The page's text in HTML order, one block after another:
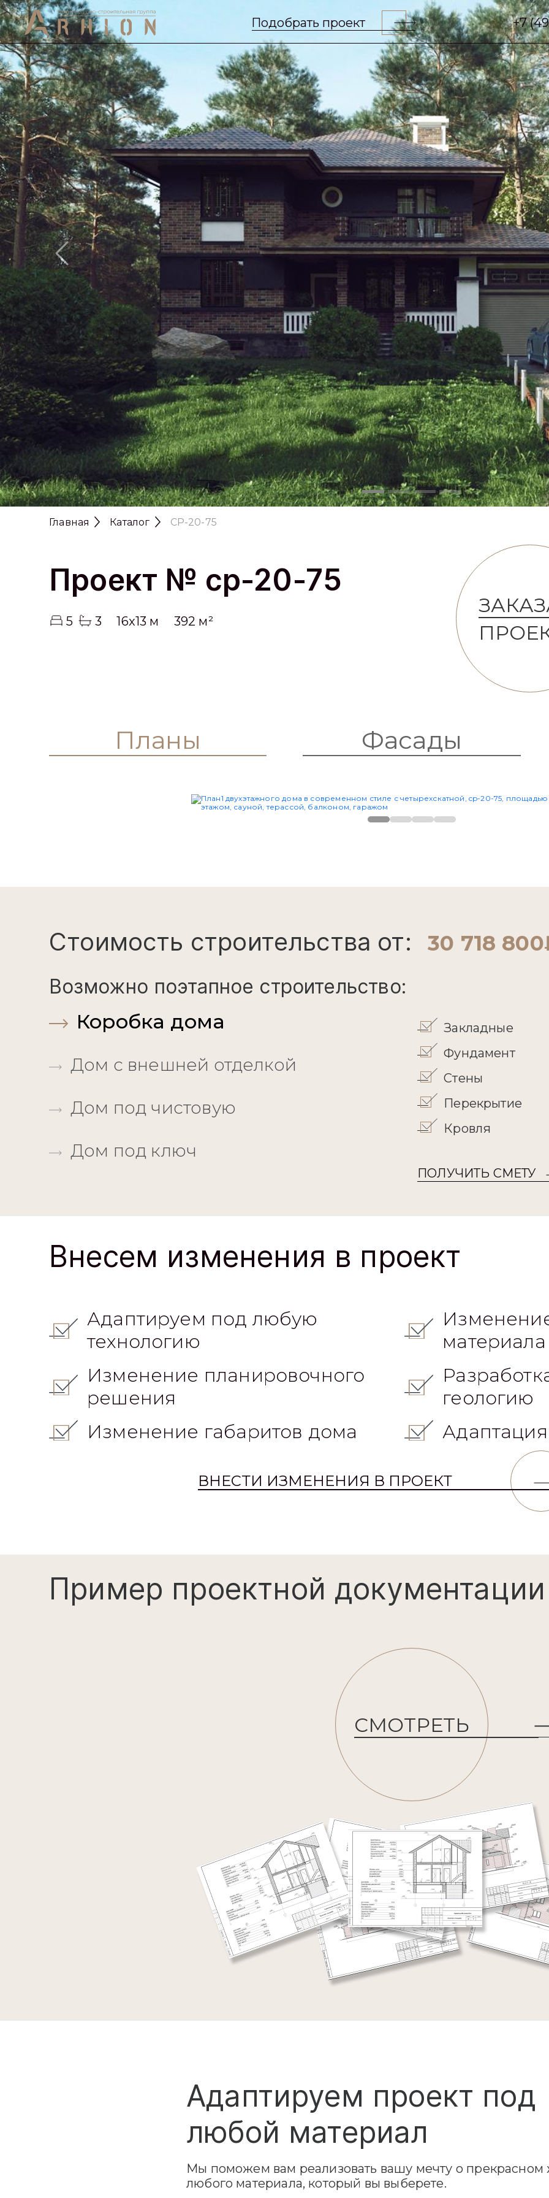
Подобрать проект +7
Previous
Главная Каталог CP-20-75
Проект № cp-20-75
5 3 16x13 м 392 м²
Планы Фасады
Стоимость строительства от: 30 718
Возможно поэтапное строительство:
Коробка дома
Дом с внешней отделкой
Дом под чистовую
Дом под ключ
Закладные
Фундамент
Стены
Перекрытие
Кровля
ПОЛУЧИТЬ СМЕТУ
Внесем изменения в проект
Адаптируем под любую
технологию
Изменение планировочного
решения
Изменение габаритов дома
геологию
ВНЕСТИ ИЗМЕНЕНИЯ В ПРОЕКТ
Пример проектной документации
СМОТРЕТЬ
Адаптируем проект под
любой материал
Мы поможем вам реализовать вашу мечту о прекрасном
любого материала, который вы выберете.